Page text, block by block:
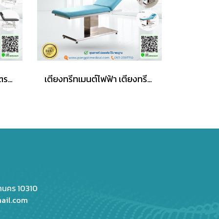
เตียงทรีทเมนท์ไฟฟ้า เตียงตรวจ รุ่น Zera 1 มอเตอร์ เตียงทรีทเมนต์ไฟฟ้า เตียงทรีทเมนต์ไฟฟ้า
คร 10310